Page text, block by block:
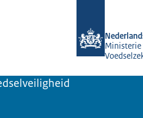
Ministerie